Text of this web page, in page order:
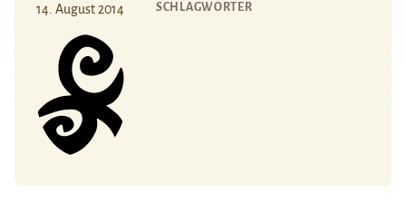
14. August 2014 SCHLAGWÖRTER